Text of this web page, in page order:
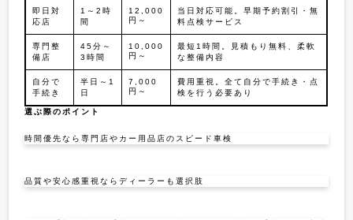
即日対
応店
1～2時
間
12,000
円～
当日対応可能。早期予約割引・無
料点検サービス
専門整
備店
45分～
3時間
10,000
円～
最短1時間。見積もり無料、柔軟
な整備内容
自分で
手続き
半日～1
日
7,000
円～
費用重視。全て自分で手続き・点
検を行う必要あり
選ぶ際のポイント
時間優先なら専門店やカー用品店のスピード車検
品質や安心感重視ならディーラーも選択肢